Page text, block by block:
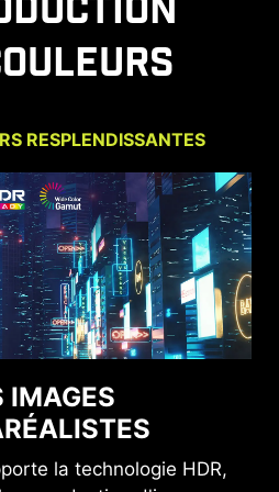
l'écran.
RESPLENDISSANTES
IMAGES
la technologie HDR,